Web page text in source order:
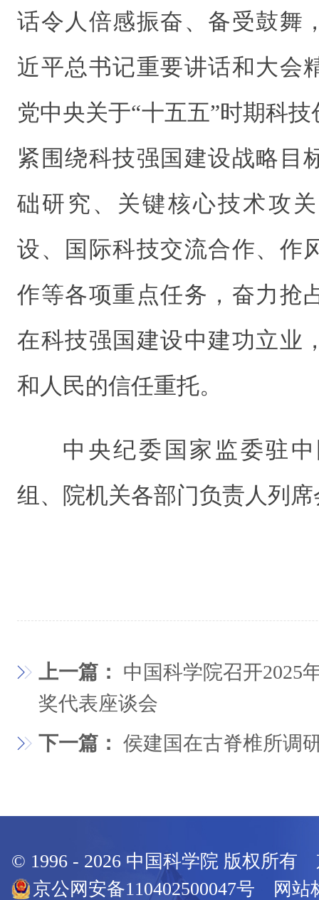
话令人倍感振奋、备受鼓舞
近平总书记重要讲话和大会
党中央关于“十五五”时期科
紧围绕科技强国建设战略目
础研究、关键核心技术攻
设、国际科技交流合作、作
作等各项重点任务，奋力抢
在科技强国建设中建功立业
和人民的信任重托。
中央纪委国家监委驻
组、院机关各部门负责人列
上一篇： 中国科学院召开2025
奖代表座谈会
下一篇： 侯建国在古脊椎所调
© 1996 - 2026 中国科学院 版权所有
京公网安备110402500047号 网站